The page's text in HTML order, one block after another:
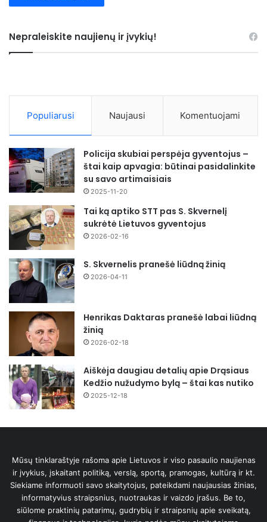
Nepraleiskite naujienų ir įvykių!
Populiarusi Naujausi Komentuojami
Policija skubiai perspėja gyventojus –
štai kaip apvagia: būtinai pasidalinkite
su savo artimaisiais
2025-11-20
Tai ką aptiko STT pas S. Skvernelį
sukrėtė Lietuvos gyventojus
2026-02-16
S. Skvernelis pranešė liūdną žinią
2026-04-11
Henrikas Daktaras pranešė labai liūdną
žinią
2026-02-18
Aiškėja daugiau detalių apie Drąsiaus
Kedžio nužudymo bylą – štai kas nutiko
2025-12-18
Mūsų tinklaraštyje rašoma apie Lietuvos ir viso pasaulio naujienas
ir įvykius, įskaitant politiką, verslą, sportą, pramogas, kultūrą ir kt.
Siekiame informuoti savo skaitytojus, pateikdami naujausias žinias,
informatyvius straipsnius, nuotraukas ir vaizdo įrašus. Be to,
siūlome praktinių patarimų, gudrybių ir straipsnių apie sveikatą,